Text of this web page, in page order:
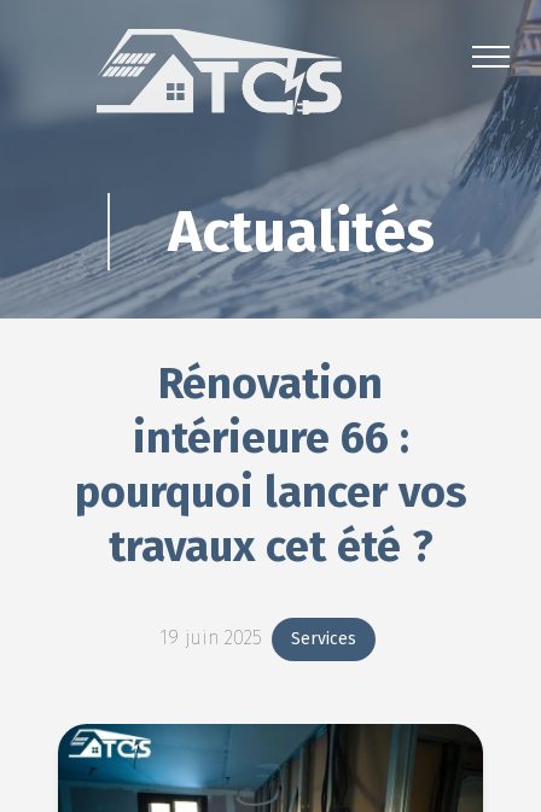
Actualités
Rénovation
intérieure 66 :
pourquoi lancer vos
travaux cet été ?
19 juin 2025 Services